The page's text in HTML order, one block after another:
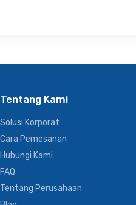
Tentang Kami
Solusi Korporat
Cara Pemesanan
Hubungi Kami
FAQ
Tentang Perusahaan